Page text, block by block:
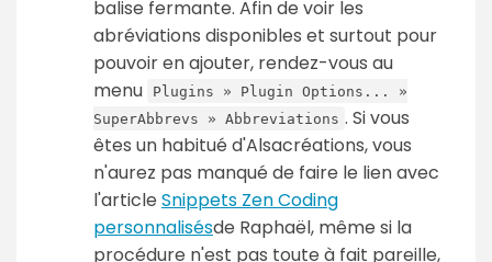
balise fermante. Afin de voir les
abréviations disponibles et surtout pour
pouvoir en ajouter, rendez-vous au
menu
Plugins » Plugin Options... »
SuperAbbrevs » Abbreviations . Si vous
êtes un habitué d'Alsacréations, vous
n'aurez pas manqué de faire le lien avec
l'article Snippets Zen Coding
personnalisésde Raphaël, même si la
procédure n'est pas toute à fait pareille,